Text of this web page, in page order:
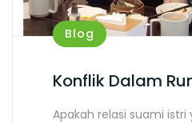
Blog
Konflik Dalam
Apakah relasi suami istri